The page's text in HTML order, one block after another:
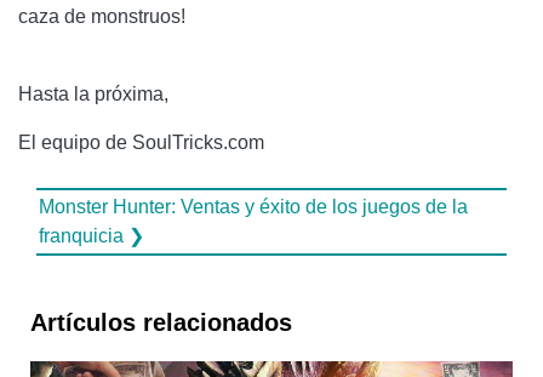
caza de monstruos!
Hasta la próxima,
El equipo de SoulTricks.com
Monster Hunter: Ventas y éxito de los juegos de la
franquicia ❯
Artículos relacionados